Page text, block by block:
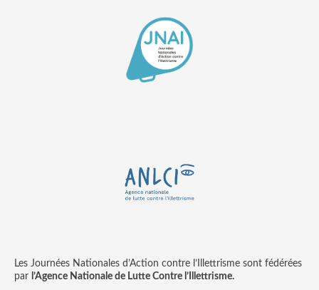
Les Journées Nationales d’Action contre l’Illettrisme sont fédérées
par l’Agence Nationale de Lutte Contre l’Illettrisme.